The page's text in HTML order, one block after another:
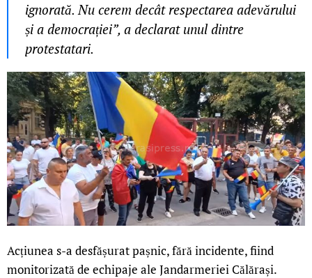
ignorată. Nu cerem decât respectarea adevărului
și a democrației”, a declarat unul dintre
protestatari.
Acțiunea s-a desfășurat pașnic, fără incidente, fiind
monitorizată de echipaje ale Jandarmeriei Călărași.